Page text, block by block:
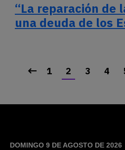
“La reparación de
una deuda de los
1 2 3 4
DOMINGO 9 DE AGOSTO DE 2026